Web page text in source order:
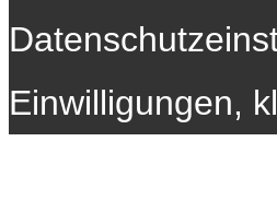
Einwilligungen,